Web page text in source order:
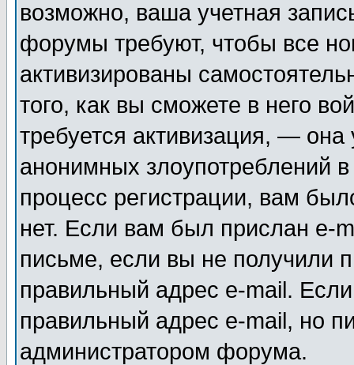
возможно, ваша учетная
форумы требуют, чтобы все
активизированы
того, как вы сможете в него
требуется активизация, —
анонимных злоупотреблений
процесс регистрации, вам
нет. Если вам был прислан e-
письме, если вы не получили
правильный адрес e-mail.
правильный адрес e-mail, но
администратором форума.